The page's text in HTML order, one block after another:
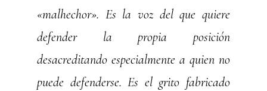
«malhechor». Es la voz del que quiere
defender la propia posición
desacreditando especialmente a quien no
puede defenderse. Es el grito fabricado